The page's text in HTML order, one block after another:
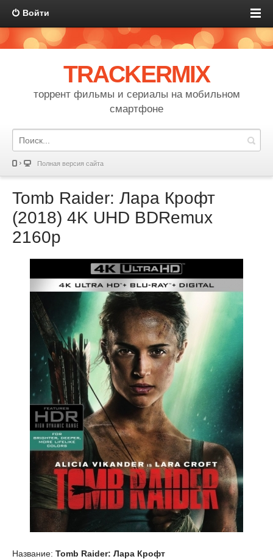
Войти
TRACKERMIX
торрент фильмы и сериалы на мобильном
смартфоне
Полная версия сайта
Tomb Raider: Лара Крофт
(2018) 4K UHD BDRemux
2160p
Название: Tomb Raider: Лара Крофт